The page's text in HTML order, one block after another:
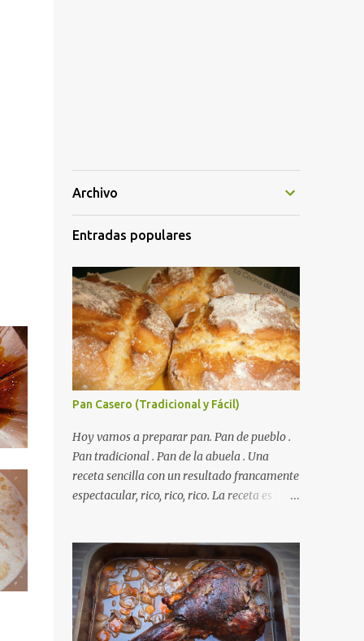
Archivo
Entradas populares
Autorecambiosstore.ES
Pan Casero (Tradicional y Fácil)
Hoy vamos a preparar pan. Pan de pueblo .
Pan tradicional . Pan de la abuela . Una
receta sencilla con un resultado francamente
espectacular, rico, rico, rico. La receta es
Es económico ( por un euro y poco sale todo
éste pan ). El pan sale crujiente y tierno,
además te aguanta varios días y puedes
utilizarlo para otras recetas como tostas o
picatostes. INGREDIENTES para un Pan